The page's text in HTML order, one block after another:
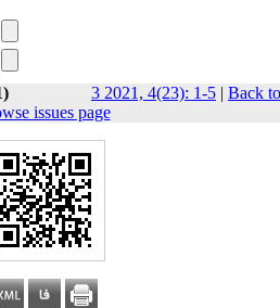
3 2021, 4(23): 1-5 | Back to
issues page